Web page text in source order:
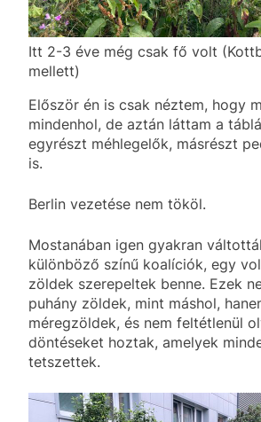
Itt 2-3 éve még csak fő volt
mellett)
Először én is csak néztem, hogy
mindenhol, de aztán láttam a
egyrészt méhlegelők, másrészt
is.
Berlin vezetése nem tököl.
Mostanában igen gyakran
különböző színű koalíciók, egy
zöldek szerepeltek benne. Ezek
puhány zöldek, mint máshol,
méregzöldek, és nem feltétlenül
döntéseket hoztak, amelyek
tetszettek.